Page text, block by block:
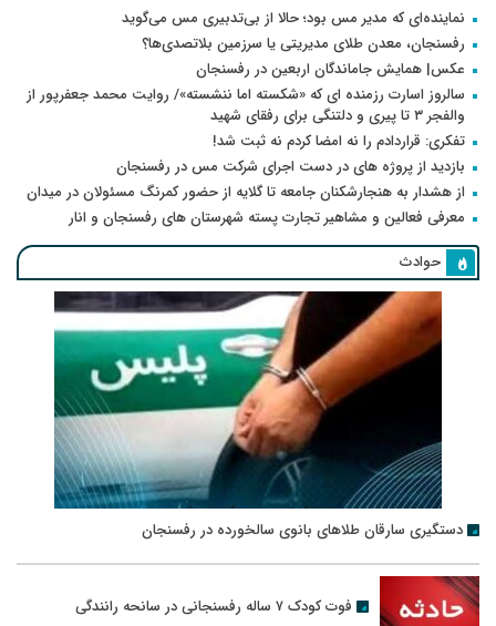
نماینده‌ای که مدیر مس بود؛ حالا از بی‌تدبیری مس می‌گوید
رفسنجان، معدن طلای مدیریتی یا سرزمین بلاتصدی‌ها؟
عکس| همایش جاماندگان اربعین در رفسنجان
سالروز اسارت رزمنده ای که «شکسته اما ننشسته»/ روایت محمد جعفرپور از
والفجر ۳ تا پیری و دلتنگی برای رفقای شهید
تفکری: قراردادم را نه امضا کردم نه ثبت شد!
بازدید از پروژه های در دست اجرای شرکت مس در رفسنجان
از هشدار به هنجارشکنان جامعه تا گلایه از حضور کمرنگ مسئولان در میدان
معرفی فعالین و مشاهیر تجارت پسته شهرستان های رفسنجان و انار
حوادث
دستگیری سارقان طلاهای بانوی سالخورده در رفسنجان
فوت کودک ۷ ساله رفسنجانی در سانحه رانندگی